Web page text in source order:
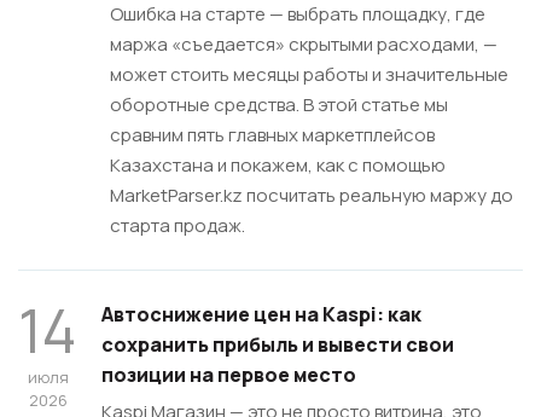
Ошибка на старте — выбрать площадку, где
маржа «съедается» скрытыми расходами, —
может стоить месяцы работы и значительные
оборотные средства. В этой статье мы
сравним пять главных маркетплейсов
Казахстана и покажем, как с помощью
MarketParser.kz посчитать реальную маржу до
старта продаж.
14
июля
2026
Автоснижение цен на Kaspi: как
сохранить прибыль и вывести свои
позиции на первое место
Kaspi Магазин — это не просто витрина, это